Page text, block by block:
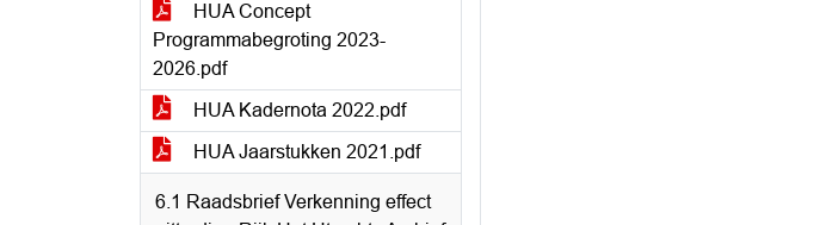
HUA Concept
Programmabegroting 2023-
2026.pdf
HUA Kadernota 2022.pdf
HUA Jaarstukken 2021.pdf
6.1 Raadsbrief Verkenning effect